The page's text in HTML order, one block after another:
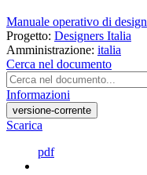
Manuale operativo di design
Progetto: Designers Italia
Amministrazione: italia
Cerca nel documento
Informazioni
versione-corrente
Scarica
pdf